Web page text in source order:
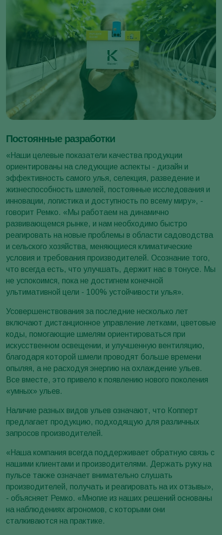
Постоянные разработки
«Наши целевые показатели качества продукции
ориентированы на следующие аспекты - дизайн и
эффективность самого улья, селекция, разведение и
жизнеспособность шмелей, постоянные исследования и
инновации, логистика и доступность по всему миру», -
говорит Ремко. «Мы работаем на динамично
развивающемся рынке, и нам необходимо быстро
реагировать на новые проблемы в области садоводства
и сельского хозяйства, меняющиеся климатические
условия и требования производителей. Осознание того,
что всегда есть, что улучшать, держит нас в тонусе. Мы
не успокоимся, пока не достигнем конечной
ультимативной цели - 100% устойчивости улья».
Усовершенствования за последние несколько лет
включают дистанционное управление летками, цветовые
коды, помогающие шмелям ориентироваться при
искусственном освещении, и улучшенную вентиляцию,
благодаря которой шмели проводят больше времени
опыляя, а не расходуя энергию на охлаждение ульев.
Все вместе, это привело к появлению нового поколения
«умных» ульев.
Наличие разных видов ульев означают, что Копперт
предлагает продукцию, подходящую для различных
запросов производителей.
«Наша компания всегда поддерживает обратную связь с
нашими клиентами и производителями. Держать руку на
пульсе также означает внимательно слушать
производителей, получать и реагировать на их отзывы»,
- объясняет Ремко. «Многие из наших решений основаны
на наблюдениях агрономов, с которыми они
сталкиваются на практике.